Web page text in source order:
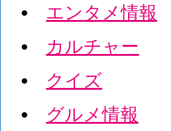
エンタメ情報
カルチャー
クイズ
グルメ情報